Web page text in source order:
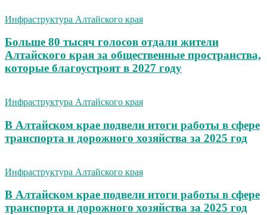
Инфраструктура Алтайского края
Больше 80 тысяч голосов отдали жители
Алтайского края за общественные пространства,
которые благоустроят в 2027 году
Инфраструктура Алтайского края
В Алтайском крае подвели итоги работы в сфере
транспорта и дорожного хозяйства за 2025 год
Инфраструктура Алтайского края
В Алтайском крае подвели итоги работы в сфере
транспорта и дорожного хозяйства за 2025 год